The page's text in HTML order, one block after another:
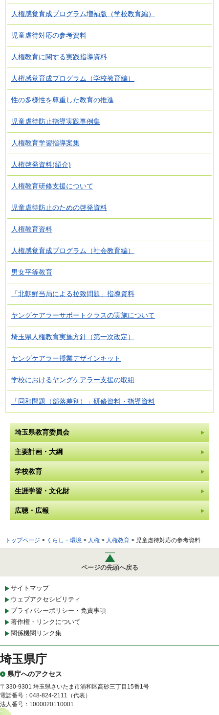
人権感覚育成プログラム増補版（学校教育編）
児童虐待対応の参考資料
人権教育に関する実践指導資料
人権感覚育成プログラム（学校教育編）
性の多様性を尊重した教育の推進
児童虐待防止指導実践事例集
人権教育学習指導案集
人権啓発資料(紹介)
人権教育研修支援について
児童虐待防止のための啓発資料
人権教育資料
人権感覚育成プログラム（社会教育編）
男女平等教育
「北朝鮮当局による拉致問題」指導資料
ヤングケアラーサポートクラスの実施について
埼玉県人権教育実施方針（第一次改定）
ヤングケアラー授業デザインキット
学校におけるヤングケアラー支援の取組
「同和問題（部落差別）」研修資料・指導資料
埼玉県教育委員会
主要計画・大綱
学校教育
生涯学習・文化財
広聴・広報
トップページ > くらし・環境 > 人権 > 人権教育 > 児童虐待対応の参考資料
ページの先頭へ戻る
サイトマップ
ウェブアクセシビリティ
プライバシーポリシー・免責事項
著作権・リンクについて
関係機関リンク集
埼玉県庁
県庁へのアクセス
〒330-9301 埼玉県さいたま市浦和区高砂三丁目15番1号
電話番号：048-824-2111（代表）
法人番号：1000020110001